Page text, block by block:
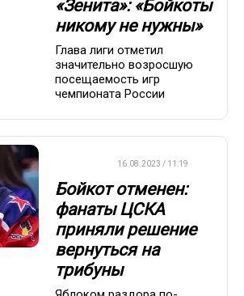
«Зенита»: «Бойкоты
никому не нужны»
Глава лиги отметил
значительно возросшую
посещаемость игр
чемпионата России
16.08.2023 / 11:19
Бойкот отменен:
фанаты ЦСКА
приняли решение
вернуться на
трибуны